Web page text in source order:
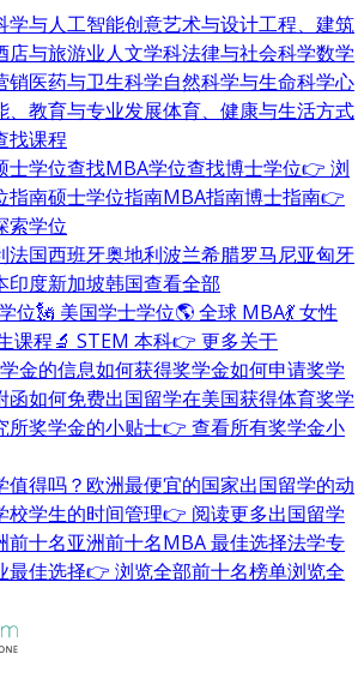
学与人工智能创意艺术与设计工程、建筑
店与旅游业人文学科法律与社会科学数学
销医药与卫生科学自然科学与生命科学心
、教育与专业发展体育、健康与生活方式
找课程
士学位查找MBA学位查找博士学位👉 浏
指南硕士学位指南MBA指南博士指南👉
索学位
法国西班牙奥地利波兰希腊罗马尼亚匈牙
印度新加坡韩国查看全部
位🗽 美国学士学位🌎 全球 MBA💃 女性
课程🔬 STEM 本科👉 更多关于
金的信息如何获得奖学金如何申请奖学
函如何免费出国留学在美国获得体育奖学
所奖学金的小贴士👉 查看所有奖学金小
值得吗？ 欧洲最便宜的国家出国留学的动
校学生的时间管理👉 阅读更多出国留学
前十名亚洲前十名MBA 最佳选择法学专
最佳选择👉 浏览全部前十名榜单浏览全